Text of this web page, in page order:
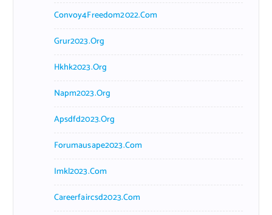
Convoy4Freedom2022.com
Grur2023.org
Hkhk2023.org
Napm2023.org
Apsdfd2023.org
Forumausape2023.com
Imkl2023.com
Careerfaircsd2023.com